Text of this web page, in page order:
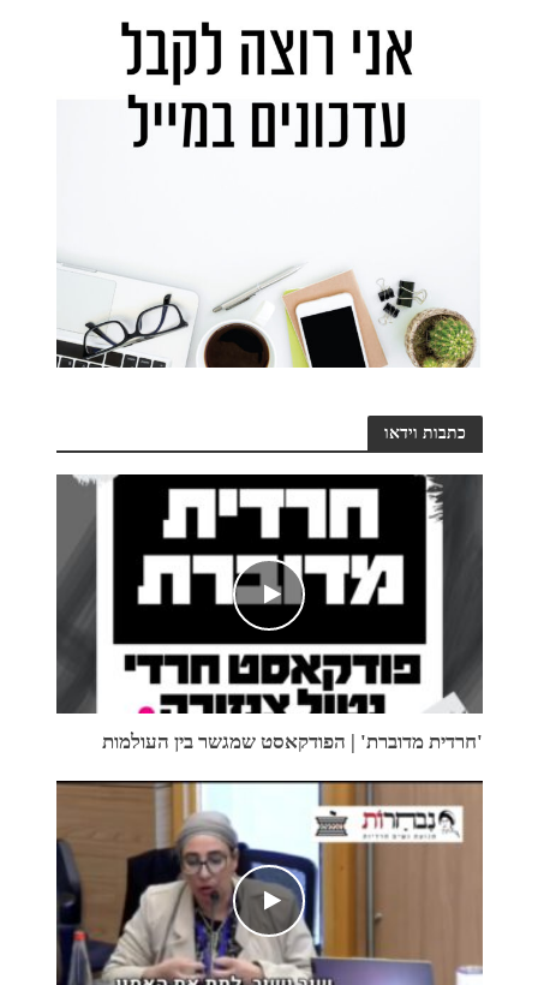
כתבות וידאו
'חרדית מדוברת' | הפודקאסט שמגשר בין העולמות